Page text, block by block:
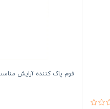
فوم پاک کننده آرایش مناسب